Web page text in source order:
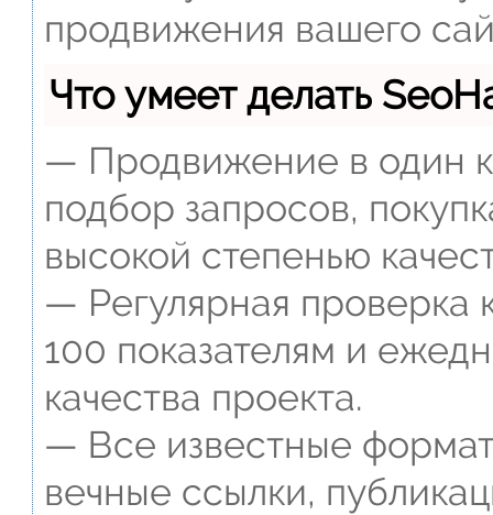
продвижения вашего
Что умеет делать
— Продвижение в один
подбор запросов,
высокой степенью
— Регулярная проверка
100 показателям и
качества проекта.
— Все известные
вечные ссылки,